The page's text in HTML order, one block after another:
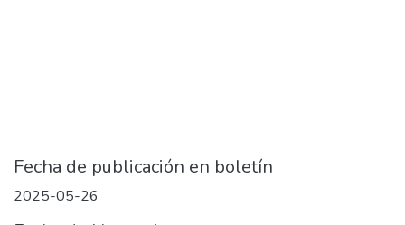
Fecha de publicación en boletín
2025-05-26